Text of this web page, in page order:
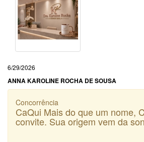
6/29/2026
ANNA KAROLINE ROCHA DE SOUSA
Concorrência
CaQui Mais do que um nome,
convite. Sua origem vem da